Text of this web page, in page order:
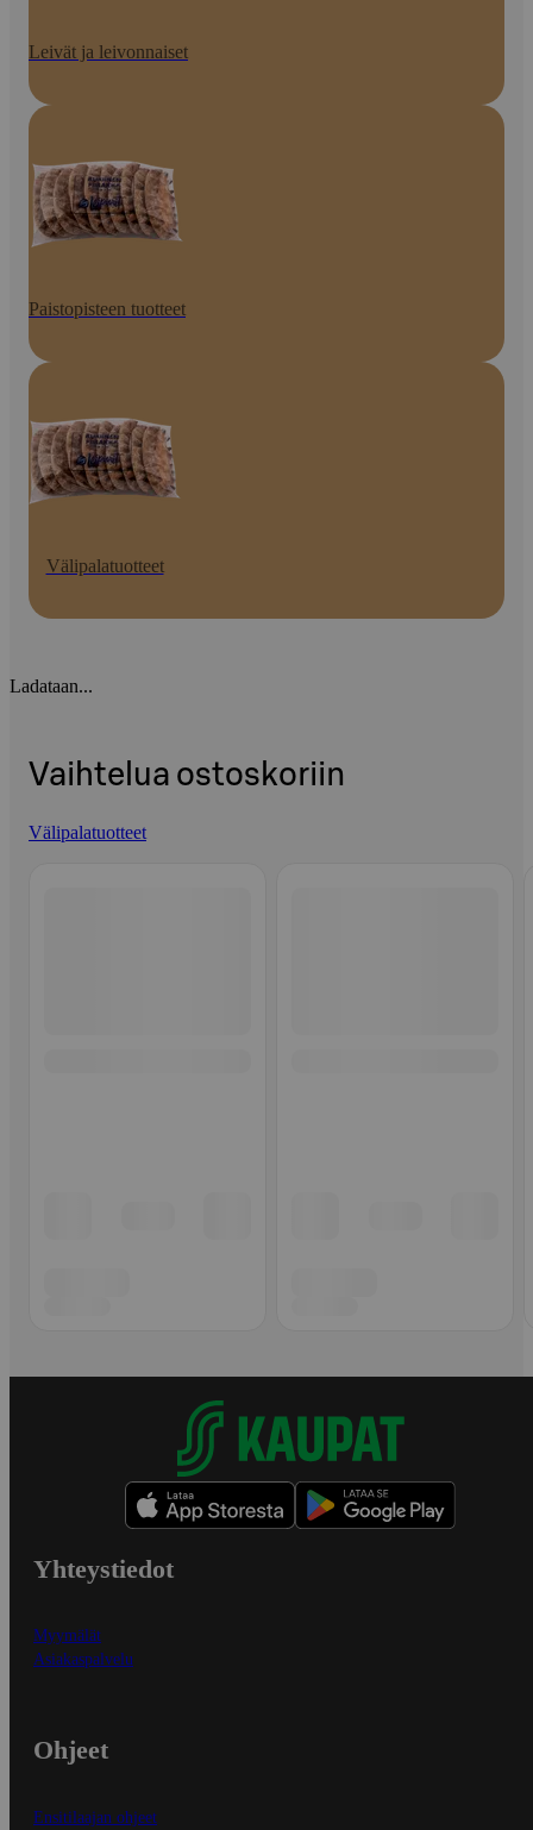
Leivät ja leivonnaiset
Paistopisteen tuotteet
Välipalatuotteet
Ladataan...
Vaihtelua ostoskoriin
Välipalatuotteet
Yhteystiedot
Myymälät
Asiakaspalvelu
Ohjeet
Ensitilaajan ohjeet